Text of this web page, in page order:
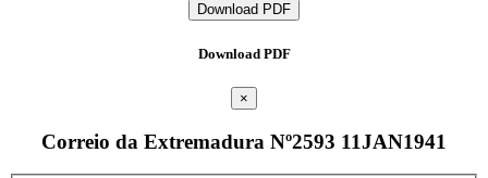
Download PDF
Download PDF
×
Correio da Extremadura Nº2593 11JAN1941